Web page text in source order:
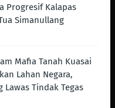
Progresif Kalapas
Simanullang
Mafia Tanah Kuasai
Lahan Negara,
Lawas Tindak Tegas